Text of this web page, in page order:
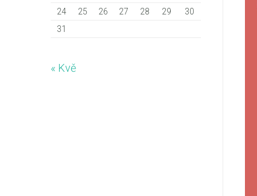
24
25 26 27 28 29
30
31
« Kvě